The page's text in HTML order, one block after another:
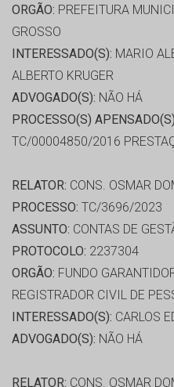
ORGÃO: PREFEITURA
GROSSO
INTERESSADO(S): MARIO
ALBERTO KRUGER
ADVOGADO(S): NÃO HÁ
PROCESSO(S)
TC/00004850/2016
RELATOR: CONS. OSMAR
PROCESSO: TC/3696/2023
ASSUNTO: CONTAS DE
PROTOCOLO: 2237304
ORGÃO: FUNDO
REGISTRADOR CIVIL DE
INTERESSADO(S): CARLOS
ADVOGADO(S): NÃO HÁ
RELATOR: CONS. OSMAR